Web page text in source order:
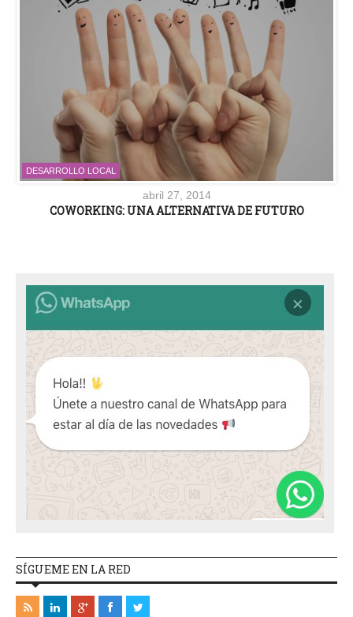
DESARROLLO LOCAL
abril 27, 2014
COWORKING: UNA ALTERNATIVA DE FUTURO
SÍGUEME EN LA RED